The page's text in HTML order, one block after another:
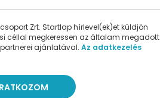
Zrt. Startlap hírlevel(ek)et küldjön
céllal megkeressen az általam megadott
ajánlatával. Az adatkezelés